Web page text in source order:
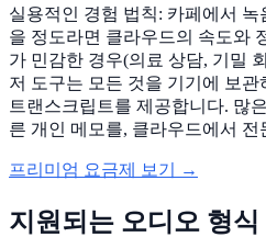
실용적인 경험 법칙: 카페에서
을 정도라면 클라우드의 속도와
가 민감한 경우(의료 상담, 기밀
저 도구는 모든 것을 기기에 보
트랜스크립트를 제공합니다. 많
른 개인 메모를, 클라우드에서
프리미엄 요금제 보기 →
지원되는 오디오 형식